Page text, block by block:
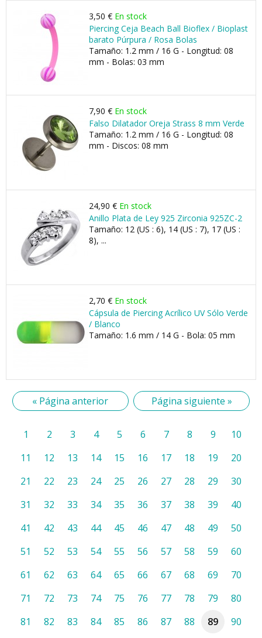
3,50 € En stock
Piercing Ceja Beach Ball Bioflex / Bioplast
barato Púrpura / Rosa Bolas
Tamaño: 1.2 mm / 16 G - Longitud: 08
mm - Bolas: 03 mm
7,90 € En stock
Falso Dilatador Oreja Strass 8 mm Verde
Tamaño: 1.2 mm / 16 G - Longitud: 08
mm - Discos: 08 mm
24,90 € En stock
Anillo Plata de Ley 925 Zirconia 925ZC-2
Tamaño: 12 (US : 6), 14 (US : 7), 17 (US :
8), ...
2,70 € En stock
Cápsula de Piercing Acrílico UV Sólo Verde
/ Blanco
Tamaño: 1.6 mm / 14 G - Bola: 05 mm
« Página anterior Página siguiente »
1 2 3 4 5 6 7 8 9
10
11
12 13 14 15 16 17 18 19
20
21
22 23 24 25 26 27 28 29
30
31
32 33 34 35 36 37 38 39
40
41
42 43 44 45 46 47 48 49
50
51
52 53 54 55 56 57 58 59
60
61
62 63 64 65 66 67 68 69
70
71
72 73 74 75 76 77 78 79
80
81
82 83 84 85 86 87 88 89
90